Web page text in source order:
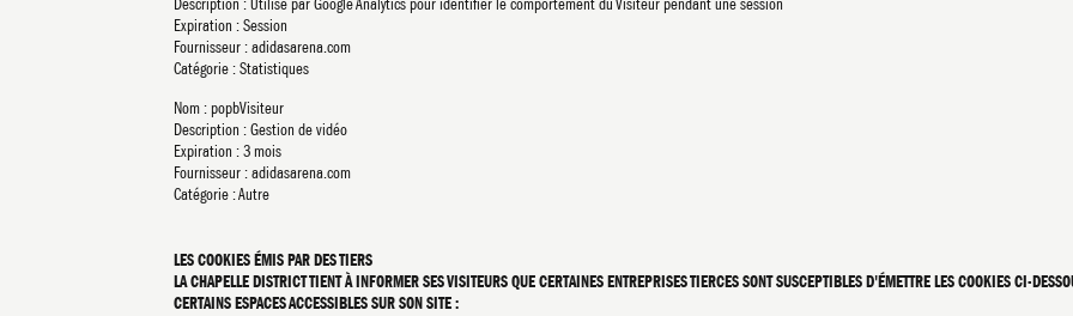
Expiration : Session
Fournisseur : adidasarena.com
Catégorie : Statistiques
Nom : popbVisiteur
Description : Gestion de vidéo
Expiration : 3 mois
Fournisseur : adidasarena.com
Catégorie : Autre
LES COOKIES ÉMIS PAR DES TIERS
LA CHAPELLE DISTRICT TIENT À INFORMER SES VISITEURS QUE CERTAINES ENTREPRISES TIERCES SONT SUSCEPTIBLES D'ÉMETTRE LES COOKIES CI-
CERTAINS ESPACES ACCESSIBLES SUR SON SITE :